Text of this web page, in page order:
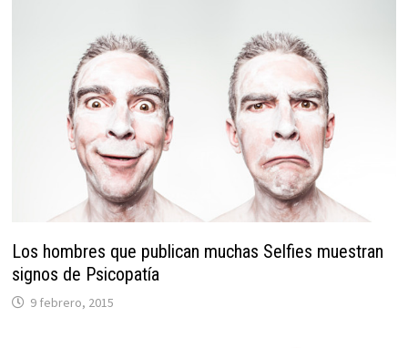
Los hombres que publican muchas Selfies muestran
signos de Psicopatía
9 febrero, 2015